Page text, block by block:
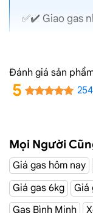
✅✔️ Giao gas
✅✔️ Gas đủ ký,
kiểm định định
✅✔️ Bán gas
✅✔️ Giao gas
Dịch Vụ Giao
Minh Châu,
Đánh giá sản
5
Mọi Người
Giá gas hôm nay
Giá gas 6kg
Giá
Gas Bình Minh